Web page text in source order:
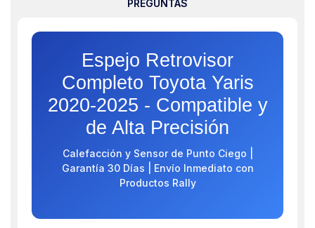
PREGUNTAS
Espejo Retrovisor
Completo Toyota Yaris
2020-2025 - Compatible y
de Alta Precisión
Calefacción y Sensor de Punto Ciego |
Garantía 30 Días | Envío Inmediato con
Productos Rally